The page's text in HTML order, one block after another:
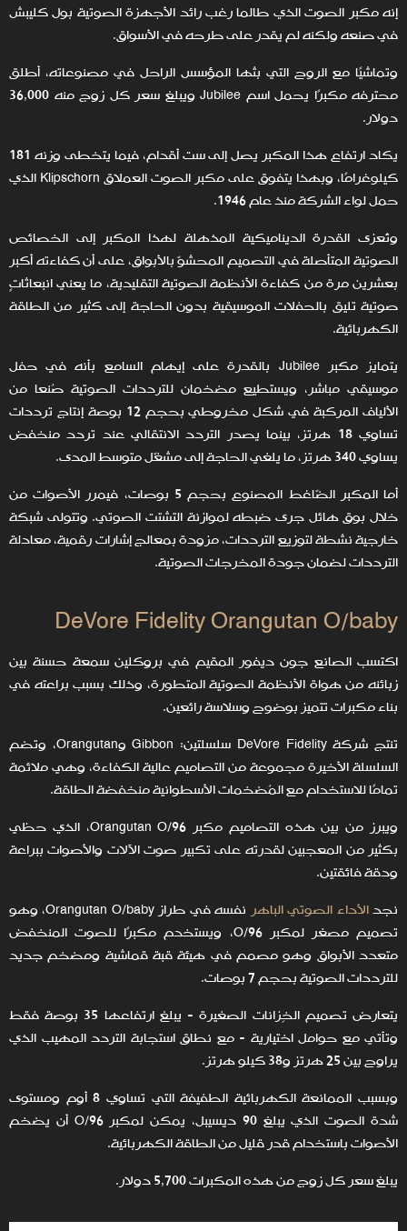
إنه مكبر الصوت الذي طالما رغب رائد الأجهزة الصوتية بول كليبش
في صنعه ولكنه لم يقدر على طرحه في الأسواق.
وتماشيًا مع الروح التي بثها المؤسس الراحل في مصنوعاته، أطلق
محترفه مكبرًا يحمل اسم Jubilee ويبلغ سعر كل زوج منه 36,000
دولار.
يكاد ارتفاع هذا المكبر يصل إلى ست أقدام، فيما يتخطى وزنه 181
كيلوغرامًا، وبهذا يتفوق على مكبر الصوت العملاق Klipschorn الذي
حمل لواء الشركة منذ عام 1946.
وتُعزى القدرة الديناميكية المذهلة لهذا المكبر إلى الخصائص
الصوتية المتأصلة في التصميم المحشوّ بالأبواق، على أن كفاءته أكبر
بعشرين مرة من كفاءة الأنظمة الصوتية التقليدية، ما يعني انبعاثاتٍ
صوتية تليق بالحفلات الموسيقية بدون الحاجة إلى كثير من الطاقة
الكهربائية.
يتمايز مكبر Jubilee بالقدرة على إيهام السامع بأنه في حفل
موسيقي مباشر، ويستطيع مضخمان للترددات الصوتية صُنعا من
الألياف المركبة في شكل مخروطي بحجم 12 بوصة إنتاج ترددات
تساوي 18 هرتز، بينما يصدر التردد الانتقالي عند تردد منخفض
يساوي 340 هرتز، ما يلغي الحاجة إلى مشغّل متوسط المدى.
أما المكبر الضّاغط المصنوع بحجم 5 بوصات، فيمرر الأصوات من
خلال بوق هائل جرى ضبطه لموازنة التشتت الصوتي. وتتولى شبكة
خارجية نشطة لتوزيع الترددات، مزودة بمعالج إشارات رقمية، معادلة
الترددات لضمان جودة المخرجات الصوتية.
DeVore Fidelity Orangutan O/baby
اكتسب الصانع جون ديفور المقيم في بروكلين سمعة حسنة بين
زبائنه من هواة الأنظمة الصوتية المتطورة، وذلك بسبب براعته في
بناء مكبرات تتميز بوضوح وسلاسة رائعين.
تنتج شركة DeVore Fidelity سلسلتين: Gibbon وOrangutan، وتضم
السلسلة الأخيرة مجموعة من التصاميم عالية الكفاءة، وهي ملائمة
تمامًا للاستخدام مع المُضخمات الأسطوانية منخفضة الطاقة.
ويبرز من بين هذه التصاميم مكبر Orangutan O/96، الذي حظي
بكثير من المعجبين لقدرته على تكبير صوت الآلات والأصوات ببراعة
ودقة فائقتين.
نجدالأداء الصوتي الباهر
نفسه في طراز Orangutan O/baby، وهو
تصميم مصغر لمكبر O/96، ويستخدم مكبرًا للصوت المنخفض
متعدد الأبواق وهو مصمم في هيئة قبة قماشية ومضخم جديد
للترددات الصوتية بحجم 7 بوصات.
يتعارض تصميم الخِزانات الصغيرة - يبلغ ارتفاعها 35 بوصة فقط
وتأتي مع حوامل اختيارية - مع نطاق استجابة التردد المهيب الذي
يراوح بين 25 هرتز و38 كيلو هرتز.
وبسبب الممانعة الكهربائية الطفيفة التي تساوي 8 أوم ومستوى
شدة الصوت الذي يبلغ 90 ديسيبل، يمكن لمكبر O/96 أن يضخم
الأصوات باستخدام قدر قليل من الطاقة الكهربائية.
يبلغ سعر كل زوج من هذه المكبرات 5,700 دولار.